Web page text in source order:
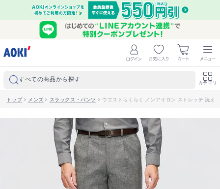
すべての商品から探す カテゴリ
トップ> メンズ > スラックス・パンツ > ウエストらくらく ノンアイロン ストレッチ 洗え